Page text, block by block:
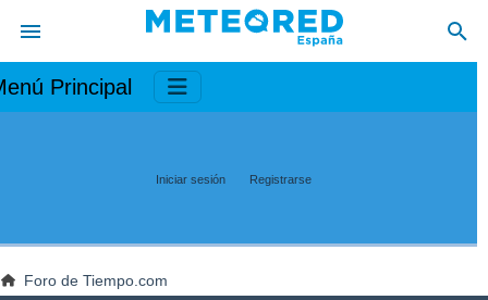
Principal
Iniciar sesión Registrarse
Foro de Tiempo.com